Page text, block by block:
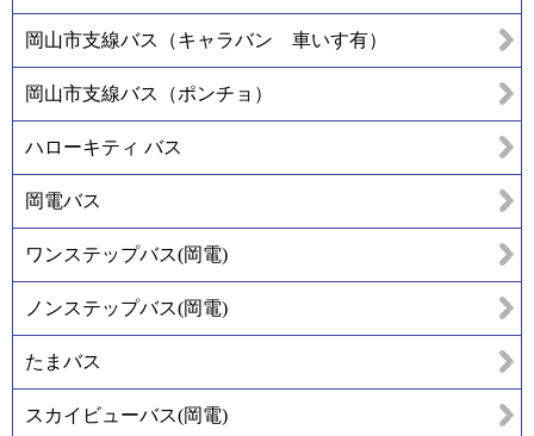
岡山市支線バス（キャラバン 車いす有）
岡山市支線バス（ポンチョ）
ハローキティ バス
岡電バス
ワンステップバス(岡電)
ノンステップバス(岡電)
たまバス
スカイビューバス(岡電)